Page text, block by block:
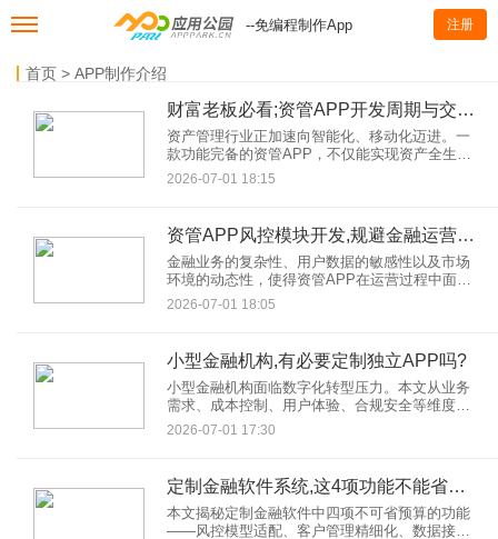
--免编程制作App 注册
首页 > APP制作介绍
财富老板必看;资管APP开发周期与交付标准
资产管理行业正加速向智能化、移动化迈进。一
款功能完备的资管APP，不仅能实现资产全生命
周期管理，还能通过数据驱动决策提升运营效
从实战角度出发，拆解资管APP开发的核心流程
与交付标准，为财富管理机构提供可落地的参考
指南。
2026-07-01 18:15
资管APP风控模块开发,规避金融运营风险
金融业务的复杂性、用户数据的敏感性以及市场
环境的动态性，使得资管APP在运营过程中面临
信用风险、操作风险、市场风险、合规风险等多
2026-07-01 18:05
小型金融机构,有必要定制独立APP吗?
小型金融机构面临数字化转型压力。本文从业务
需求、成本控制、用户体验、合规安全等维度，
深度解析小型金融APP开发的必要性，探讨定制
2026-07-01 17:30
定制金融软件系统,这4项功能不能省预算
本文揭秘定制金融软件中四项不可省预算的功能
——风控模型适配、客户管理精细化、数据接口